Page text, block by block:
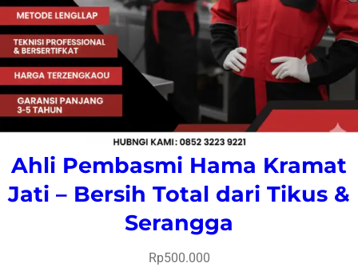
Ahli Pembasmi Hama Kramat
Jati – Bersih Total dari Tikus &
Serangga
Rp500.000